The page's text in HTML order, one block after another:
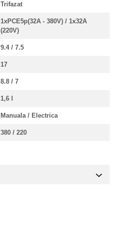
Trifazat
1xPCE5p(32A - 380V) / 1x32A
(220V)
9.4 / 7.5
17
8.8 / 7
1,6 l
Manuala / Electrica
380 / 220